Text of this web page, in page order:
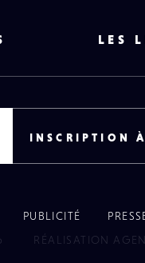
LES
INSCRIPTION
PUBLICITÉ
RÉALISATION